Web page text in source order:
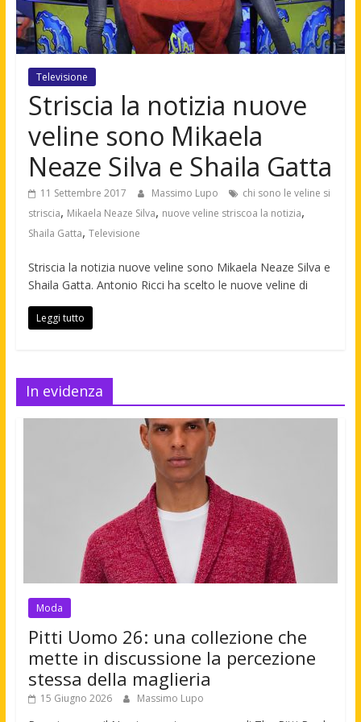
Televisione
Striscia la notizia nuove
veline sono Mikaela
Neaze Silva e Shaila Gatta
11 Settembre 2017 Massimo Lupo
chi sono le veline si
striscia, Mikaela Neaze Silva, nuove veline striscoa la notizia,
Shaila Gatta, Televisione
Striscia la notizia nuove veline sono Mikaela Neaze Silva e
Shaila Gatta. Antonio Ricci ha scelto le nuove veline di
Leggi tutto
In evidenza
Moda
Pitti Uomo 26: una collezione che
mette in discussione la percezione
stessa della maglieria
15 Giugno 2026 Massimo Lupo